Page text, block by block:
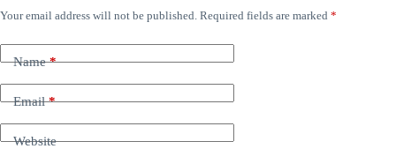
Your email address will not be published. Required fields are marked *
Name*
Email*
Website